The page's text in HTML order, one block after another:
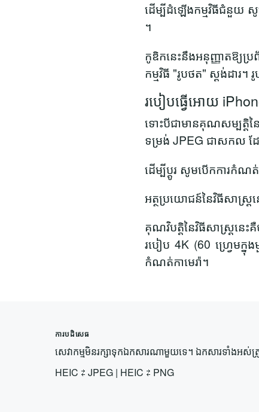
ដើម្បីដំឡើងកម្មវិធីជំនួយ
។
កូឌិកនេះនឹងអនុញ្ញាតឱ្យប្
កម្មវិធី "រូបថត" ស្តង់ដារ
របៀបធ្វើអោយ
ទោះបីជាមានគុណសម្បត្តិ
ទម្រង់ JPEG ជាសកល ដ
ដើម្បីប្តូរ សូមបើកការកំណ
អត្ថប្រយោជន៍នៃវិធីសាស្រ្ត
គុណវិបត្តិនៃវិធីសាស្រ្តនេ
របៀប 4K (60 ហ្វ្រេមក្នុ
កំណត់កាមេរ៉ា។
ការបដិសេធ
សេវាកម្មមិនរក្សាទុកឯកសារណាមួយទេ។ ឯកសារទាំងអ
HEIC ⇄ JPEG | HEIC ⇄ PNG